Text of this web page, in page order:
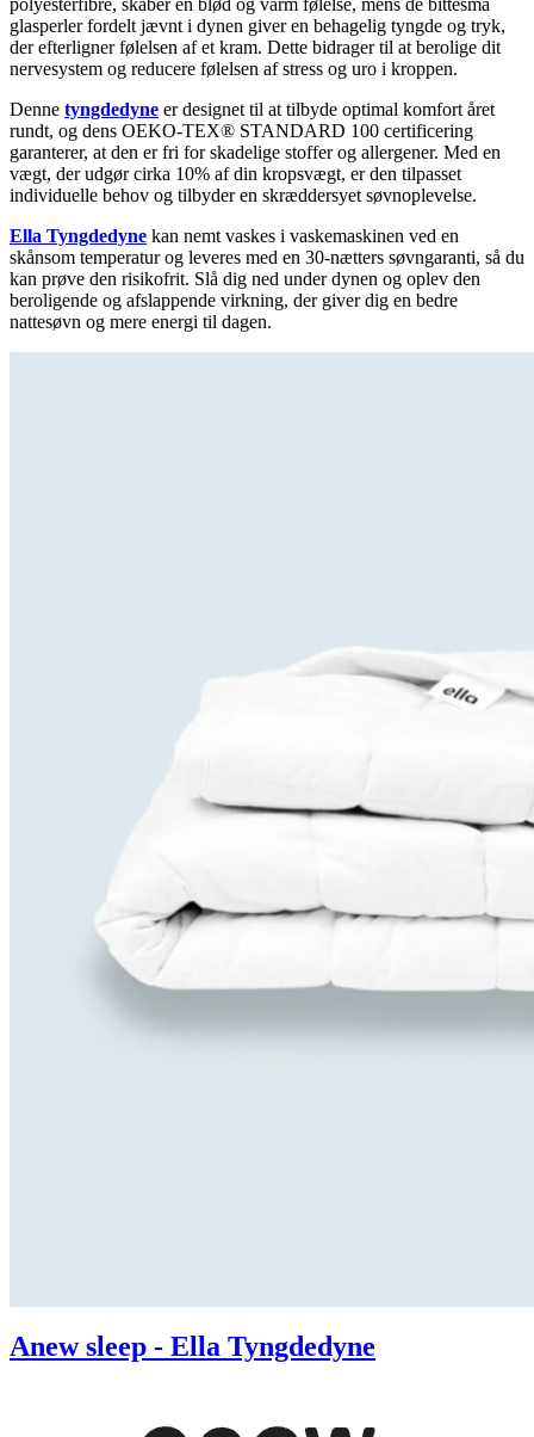
polyesterfibre, skaber en blød og varm følelse, mens de bittesmå
glasperler fordelt jævnt i dynen giver en behagelig tyngde og tryk,
der efterligner følelsen af et kram. Dette bidrager til at berolige dit
nervesystem og reducere følelsen af stress og uro i kroppen.
Denne tyngdedyne er designet til at tilbyde optimal komfort året
rundt, og dens OEKO-TEX® STANDARD 100 certificering
garanterer, at den er fri for skadelige stoffer og allergener. Med en
vægt, der udgør cirka 10% af din kropsvægt, er den tilpasset
individuelle behov og tilbyder en skræddersyet søvnoplevelse.
Ella Tyngdedyne kan nemt vaskes i vaskemaskinen ved en
skånsom temperatur og leveres med en 30-nætters søvngaranti, så du
kan prøve den risikofrit. Slå dig ned under dynen og oplev den
beroligende og afslappende virkning, der giver dig en bedre
nattesøvn og mere energi til dagen.
Anew sleep - Ella Tyngdedyne​